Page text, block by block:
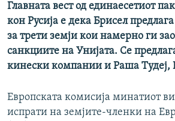
Главната вест од единаесетиот
кон Русија е дека Брисел
за трети земји кои намерно ги
санкциите на Унијата. Се
кинески компании и Раша Тудеј,
Европската комисија минатиот
испрати на земјите-членки на